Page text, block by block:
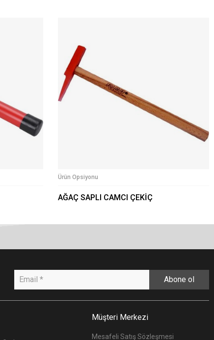
Ürün Opsiyonu
AĞAÇ SAPLI CAMCI ÇEKİÇ
Abone ol
Müşteri Merkezi
Mesafeli Satış Sözleşmesi